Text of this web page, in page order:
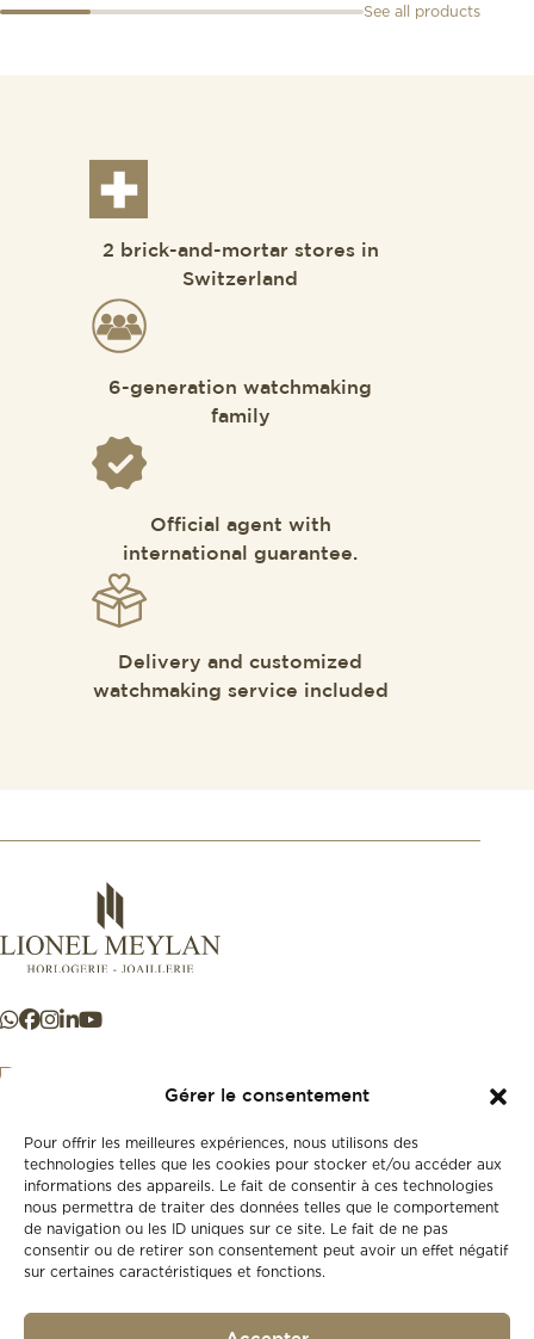
Gérer le consentement
Pour offrir les meilleures expériences, nous utilisons des
technologies telles que les cookies pour stocker et/ou accéder aux
informations des appareils. Le fait de consentir à ces technologies
nous permettra de traiter des données telles que le comportement
de navigation ou les ID uniques sur ce site. Le fait de ne pas
consentir ou de retirer son consentement peut avoir un effet négatif
sur certaines caractéristiques et fonctions.
See all products
2 brick-and-mortar stores in
Switzerland
6-generation watchmaking
family
Official agent with
international guarantee.
Delivery and customized
watchmaking service included
New
Second-hand
Our history
+41 21 925 50 50